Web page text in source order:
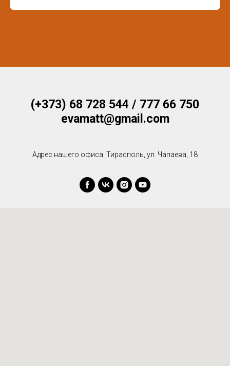
(+373) 68 728 544 / 777 66 750
evamatt@gmail.com
Адрес нашего офиса: Тирасполь, ул. Чапаева, 18